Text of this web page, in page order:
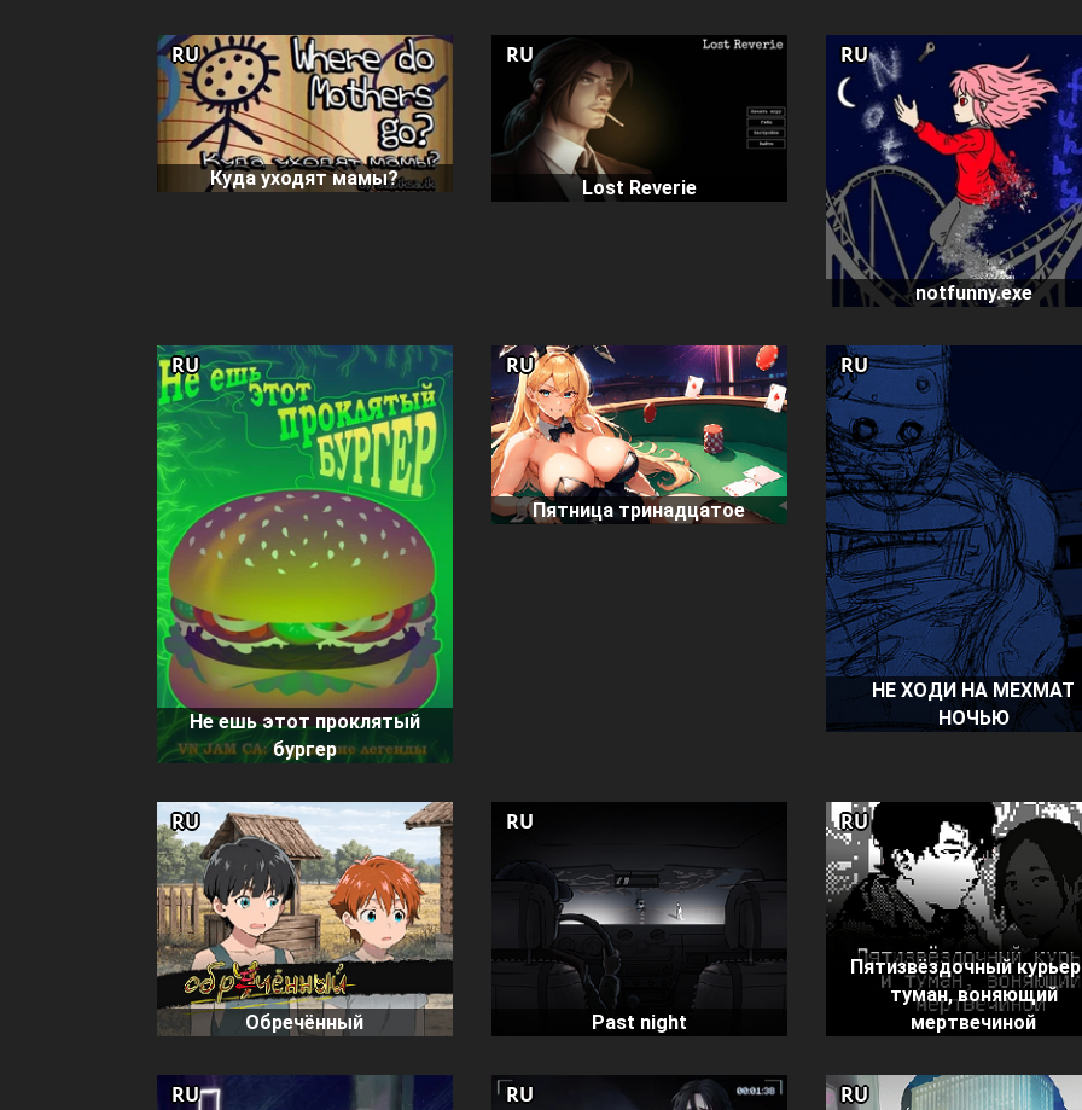
Куда уходят мамы?
RU
Lost Reverie
RU
notfunny.exe
RU
Не ешь этот проклятый
бургер
RU
Пятница тринадцатое
RU
НЕ ХОДИ НА МЕХМАТ
НОЧЬЮ
RU
Обречённый
RU
Past night
RU
Пятизвёздочный
туман, воняющий
мертвечиной
RU
RU RU RU